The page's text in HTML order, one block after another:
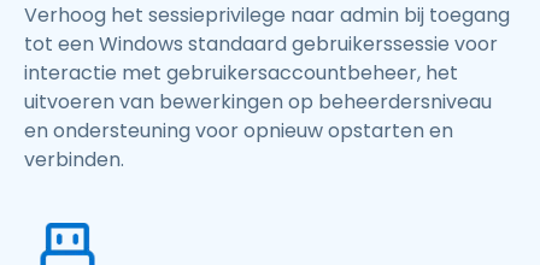
Verhoog het sessieprivilege naar admin bij toegang
tot een Windows standaard gebruikerssessie voor
interactie met gebruikersaccountbeheer, het
uitvoeren van bewerkingen op beheerdersniveau
en ondersteuning voor opnieuw opstarten en
verbinden.